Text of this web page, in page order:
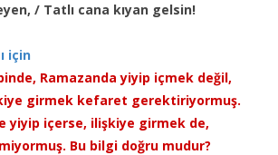
/ Tatlı cana kıyan gelsin!
için
Ramazanda yiyip içmek değil,
girmek kefaret gerektiriyormuş.
yiyip içerse, ilişkiye girmek de,
Bu bilgi doğru mudur?